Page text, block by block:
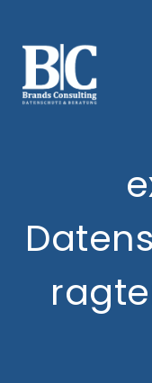
Inhalt
springen